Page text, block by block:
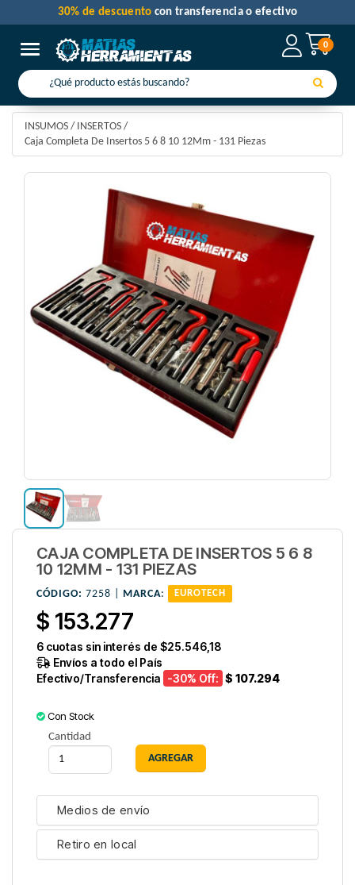
0
Toggle navigation
30% de descuento con transferencia o efectivo
INSUMOS / INSERTOS /
Caja Completa De Insertos 5 6 8 10 12Mm - 131 Piezas
CAJA COMPLETA DE INSERTOS 5 6 8
10 12MM - 131 PIEZAS
CÓDIGO: 7258 | MARCA: EUROTECH
$ 153.277
6 cuotas sin interés de $25.546,18
Envíos a todo el País
Efectivo/Transferencia -30% Off: $ 107.294
Con Stock
Cantidad
Medios de envío
Retiro en local